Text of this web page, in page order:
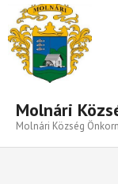
Molnári
Molnári Község